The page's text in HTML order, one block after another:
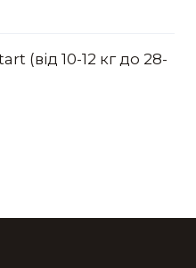
(від 10-12 кг до 28-